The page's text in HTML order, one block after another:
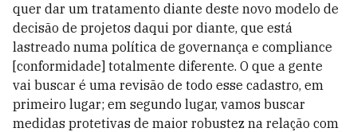
quer dar um tratamento diante deste novo modelo de
decisão de projetos daqui por diante, que está
lastreado numa política de governança e compliance
[conformidade] totalmente diferente. O que a gente
vai buscar é uma revisão de todo esse cadastro, em
primeiro lugar; em segundo lugar, vamos buscar
medidas protetivas de maior robustez na relação com